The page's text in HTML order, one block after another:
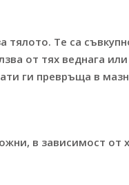
тялото. Те са
от тях веднага
ги превръща в
в зависимост от